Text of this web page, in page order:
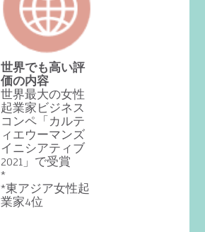
世界でも高い評
価の内容
世界最大の女性
起業家ビジネス
コンペ「カルテ
ィエウーマンズ
イニシアティブ
2021」で受賞
*
*東アジア女性起
業家4位